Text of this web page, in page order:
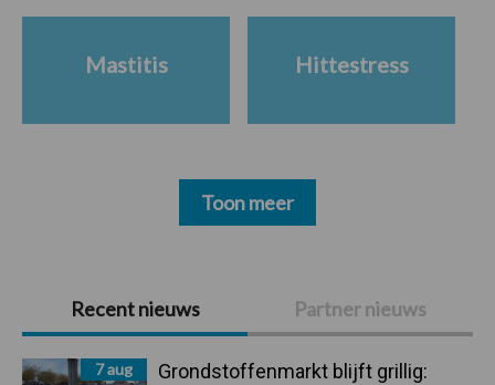
Primaire
Sidebar
Recent nieuws Partner nieuws
7 aug
Grondstoffenmarkt blijft grillig:
Mastitis Hittestress
Toon meer